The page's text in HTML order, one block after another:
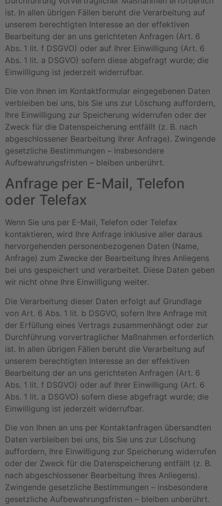
ist. In allen übrigen Fällen beruht die Verarbeitung auf
unserem berechtigten Interesse an der effektiven
Bearbeitung der an uns gerichteten Anfragen (Art. 6
Abs. 1 lit. f DSGVO) oder auf Ihrer Einwilligung (Art. 6
Abs. 1 lit. a DSGVO) sofern diese abgefragt wurde; die
Einwilligung ist jederzeit widerrufbar.
Die von Ihnen im Kontaktformular eingegebenen Daten
verbleiben bei uns, bis Sie uns zur Löschung auffordern,
Ihre Einwilligung zur Speicherung widerrufen oder der
Zweck für die Datenspeicherung entfällt (z. B. nach
abgeschlossener Bearbeitung Ihrer Anfrage). Zwingende
gesetzliche Bestimmungen – insbesondere
Aufbewahrungsfristen – bleiben unberührt.
Anfrage per E-Mail, Telefon
oder Telefax
Wenn Sie uns per E-Mail, Telefon oder Telefax
kontaktieren, wird Ihre Anfrage inklusive aller daraus
hervorgehenden personenbezogenen Daten (Name,
Anfrage) zum Zwecke der Bearbeitung Ihres Anliegens
bei uns gespeichert und verarbeitet. Diese Daten geben
wir nicht ohne Ihre Einwilligung weiter.
Die Verarbeitung dieser Daten erfolgt auf Grundlage
von Art. 6 Abs. 1 lit. b DSGVO, sofern Ihre Anfrage mit
der Erfüllung eines Vertrags zusammenhängt oder zur
Durchführung vorvertraglicher Maßnahmen erforderlich
ist. In allen übrigen Fällen beruht die Verarbeitung auf
unserem berechtigten Interesse an der effektiven
Bearbeitung der an uns gerichteten Anfragen (Art. 6
Abs. 1 lit. f DSGVO) oder auf Ihrer Einwilligung (Art. 6
Abs. 1 lit. a DSGVO) sofern diese abgefragt wurde; die
Einwilligung ist jederzeit widerrufbar.
Die von Ihnen an uns per Kontaktanfragen übersandten
Daten verbleiben bei uns, bis Sie uns zur Löschung
auffordern, Ihre Einwilligung zur Speicherung widerrufen
oder der Zweck für die Datenspeicherung entfällt (z. B.
nach abgeschlossener Bearbeitung Ihres Anliegens).
Zwingende gesetzliche Bestimmungen – insbesondere
gesetzliche Aufbewahrungsfristen – bleiben unberührt.